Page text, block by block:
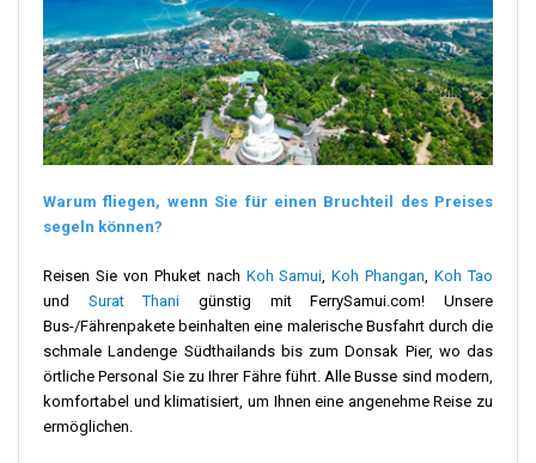
Warum fliegen, wenn Sie für einen Bruchteil des Preises
segeln können?
Reisen Sie von Phuket nach Koh Samui ,Koh Phangan ,Koh Tao
und Surat Thani günstig mit FerrySamui.com! Unsere
Bus-/Fährenpakete beinhalten eine malerische Busfahrt durch die
schmale Landenge Südthailands bis zum Donsak Pier, wo das
örtliche Personal Sie zu Ihrer Fähre führt. Alle Busse sind modern,
komfortabel und klimatisiert, um Ihnen eine angenehme Reise zu
ermöglichen.